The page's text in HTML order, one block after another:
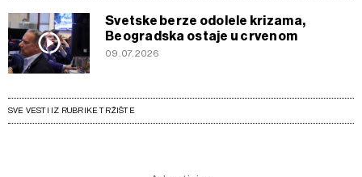
Svetske berze odolele krizama,
Beogradska ostaje u crvenom
09.07.2026
SVE VESTI IZ RUBRIKE TRŽIŠTE